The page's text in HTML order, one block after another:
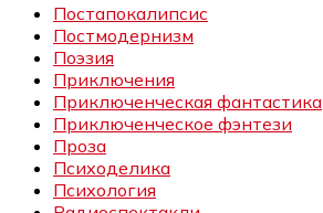
Постапокалипсис
Постмодернизм
Поэзия
Приключения
Приключенческая фантастика
Приключенческое фэнтези
Проза
Психоделика
Психология